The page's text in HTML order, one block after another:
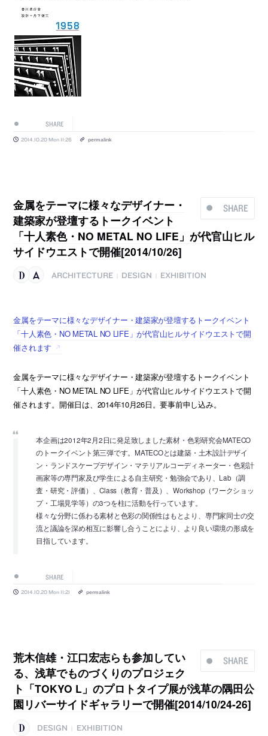
SHARE
2014.10.20 Mon 11:26 permalink
SHARE
金属をテーマに様々なデザイナー・
建築家が登壇するトークイベント
「十人素色・NO METAL NO LIFE」が代官山ヒル
サイドウエストで開催[2014/10/26]
ARCHITECTURE DESIGN EXHIBITION
金属をテーマに様々なデザイナー・建築家が登壇するトークイベント
「十人素色・NO METAL NO LIFE」が代官山ヒルサイドウエストで開
催されます
金属をテーマに様々なデザイナー・建築家が登壇するトークイベント
「十人素色・NO METAL NO LIFE」が代官山ヒルサイドウエストで開
催されます。開催日は、2014年10月26日。要事前申し込み。
本企画は2012年2月2日に発足致しました素材・色彩研究会MATECO
のトークイベント第三弾です。MATECOとは建築・土木設計デザイ
ン・ランドスケープデザイン・マテリアルコーディネーター・色彩計
画家等の専門家及び学生による自主研究・勉強会であり、Lab（調
査・研究・評価）、Class（教育・普及）、Workshop（ワークショッ
プ・工場見学等）の3つを柱に活動を行っています。
様々な分野に係わる素材と色彩の関係性はもとより、専門家同士の交
流と議論を深め相互に影響し合うことにより、より良い環境の形成を
目指しています。
SHARE
2014.10.20 Mon 11:21 permalink
SHARE
荒木信雄・江口宏志らも参加してい
る、浅草でものづくりのプロジェク
ト「TOKYO L」のプロトタイプ展が浅草の隅田公
園リバーサイドギャラリーで開催[2014/10/24-26]
DESIGN EXHIBITION